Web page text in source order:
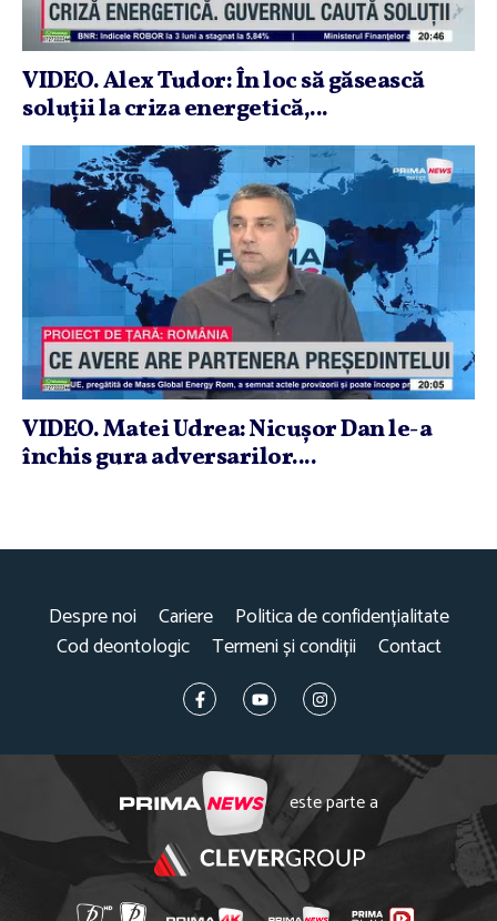
VIDEO. Alex Tudor: În loc să găsească
soluţii la criza energetică,...
VIDEO. Matei Udrea: Nicuşor Dan le-a
închis gura adversarilor....
Despre noi Cariere
Politica de confidențialitate
Cod deontologic
Termeni și condiții Contact
este parte a